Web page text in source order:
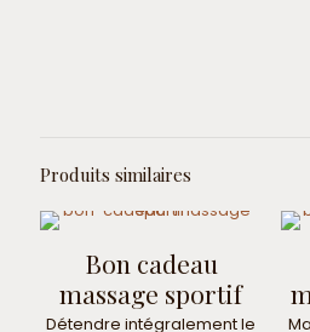
sur “Bon cadeau
Californien”
obligatoires sont indiqués avec
Votre note*
Produits similaires
Bon cadeau
massage sportif
Détendre intégralement le